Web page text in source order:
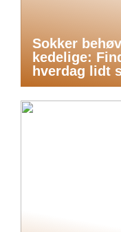
Sokker
kedelige:
hverdag lidt